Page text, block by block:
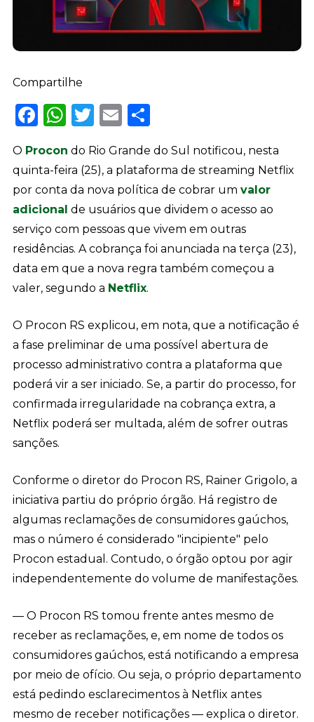
Compartilhe
Facebook
WhatsApp
Twitter
EmailShare
O Procon do Rio Grande do Sul notificou, nesta
quinta-feira (25), a plataforma de streaming Netflix
por conta da nova política de cobrar um valor
adicional de usuários que dividem o acesso ao
serviço com pessoas que vivem em outras
residências. A cobrança foi anunciada na terça (23),
data em que a nova regra também começou a
valer, segundo a Netflix.
O Procon RS explicou, em nota, que a notificação é
a fase preliminar de uma possível abertura de
processo administrativo contra a plataforma que
poderá vir a ser iniciado. Se, a partir do processo, for
confirmada irregularidade na cobrança extra, a
Netflix poderá ser multada, além de sofrer outras
sanções.
Conforme o diretor do Procon RS, Rainer Grigolo, a
iniciativa partiu do próprio órgão. Há registro de
algumas reclamações de consumidores gaúchos,
mas o número é considerado "incipiente" pelo
Procon estadual. Contudo, o órgão optou por agir
independentemente do volume de manifestações.
— O Procon RS tomou frente antes mesmo de
receber as reclamações, e, em nome de todos os
consumidores gaúchos, está notificando a empresa
por meio de ofício. Ou seja, o próprio departamento
está pedindo esclarecimentos à Netflix antes
mesmo de receber notificações — explica o diretor.